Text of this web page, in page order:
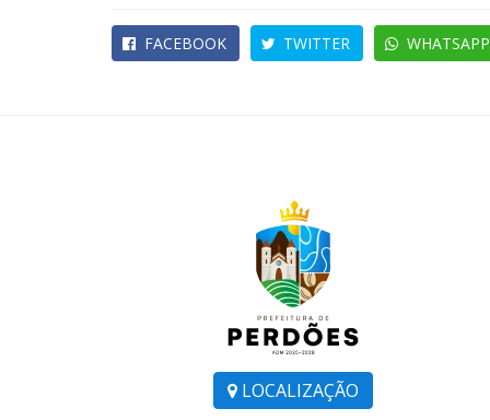
FACEBOOK TWITTER WHATSAPP
LOCALIZAÇÃO